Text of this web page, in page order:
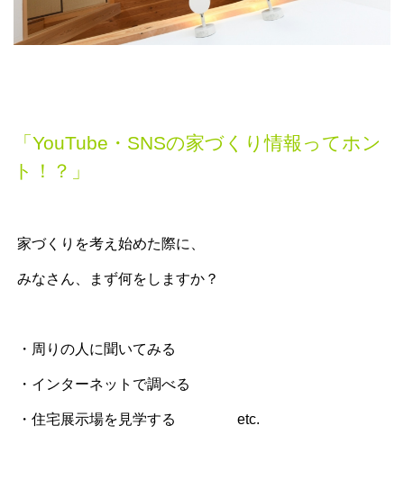
「YouTube・SNSの家づくり情報ってホン
ト！？」
家づくりを考え始めた際に、
みなさん、まず何をしますか？
・周りの人に聞いてみる
・インターネットで調べる
・住宅展示場を見学する etc.